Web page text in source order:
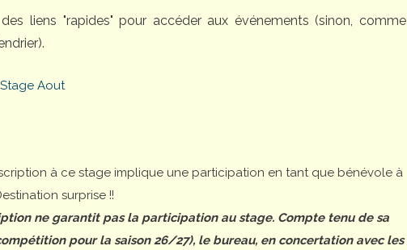
liens "rapides" pour accéder aux événements (sinon, comme
Stage Aout
à ce stage implique une participation en tant que bénévole à
surprise !!
ne garantit pas la participation au stage. Compte tenu de sa
pour la saison 26/27), le bureau, en concertation avec les